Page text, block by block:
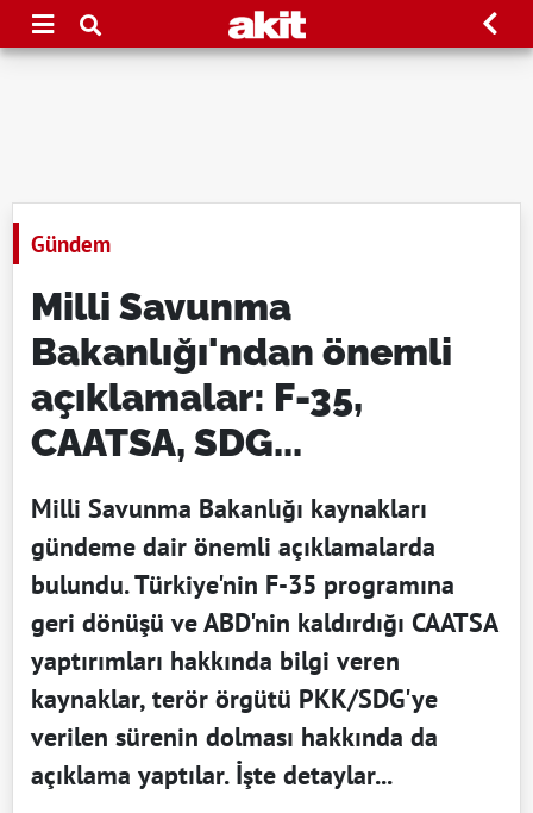
Gündem
Milli Savunma
Bakanlığı'ndan önemli
açıklamalar: F-35,
CAATSA, SDG...
Milli Savunma Bakanlığı kaynakları
gündeme dair önemli açıklamalarda
bulundu. Türkiye'nin F-35 programına
geri dönüşü ve ABD'nin kaldırdığı CAATSA
yaptırımları hakkında bilgi veren
kaynaklar, terör örgütü PKK/SDG'ye
verilen sürenin dolması hakkında da
açıklama yaptılar. İşte detaylar...